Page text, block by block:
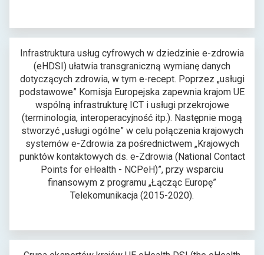
e
j
k
a
r
c
i
e
Infrastruktura usług cyfrowych w dziedzinie e-zdrowia
(eHDSI) ułatwia transgraniczną wymianę danych
dotyczących zdrowia, w tym e-recept. Poprzez „usługi
podstawowe” Komisja Europejska zapewnia krajom UE
wspólną infrastrukturę ICT i usługi przekrojowe
(terminologia, interoperacyjność itp.). Następnie mogą
stworzyć „usługi ogólne” w celu połączenia krajowych
systemów e-Zdrowia za pośrednictwem „Krajowych
punktów kontaktowych ds. e-Zdrowia (National Contact
Points for eHealth - NCPeH)”, przy wsparciu
finansowym z programu „Łącząc Europę”
Telekomunikacja (2015-2020).